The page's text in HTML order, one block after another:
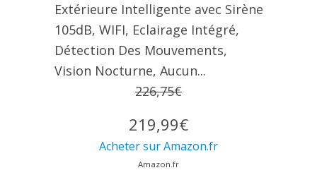
Extérieure Intelligente avec Sirène
105dB, WIFI, Eclairage Intégré,
Détection Des Mouvements,
Vision Nocturne, Aucun...
226,75€
219,99€
Acheter sur Amazon.fr
Amazon.fr